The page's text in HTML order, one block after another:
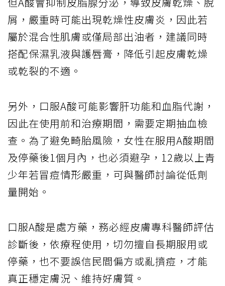
屑，嚴重時可能出現乾燥性皮膚炎，因此若
屬於混合性肌膚或僅局部出油者，建議同時
搭配保濕乳液與護唇膏，降低引起皮膚乾燥
或乾裂的不適。
另外，口服A酸可能影響肝功能和血脂代謝，
因此在使用前和治療期間，需要定期抽血檢
查。為了避免畸胎風險，女性在服用A酸期間
及停藥後1個月內，也必須避孕，12歲以上青
少年若冒痘情形嚴重，可與醫師討論從低劑
量開始。
口服A酸是處方藥，務必經皮膚專科醫師評估
診斷後，依療程使用，切勿擅自長期服用或
停藥，也不要誤信民間偏方或亂擠痘，才能
真正穩定膚況、維持好膚質。